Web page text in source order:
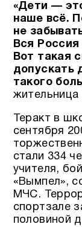
«Дети —
наше всё.
не
Вся
Вот такая
допускать
такого
жительница
Теракт в
сентября
стали 334
учителя,
«Вымпел»,
МЧС.
спортзале
половиной